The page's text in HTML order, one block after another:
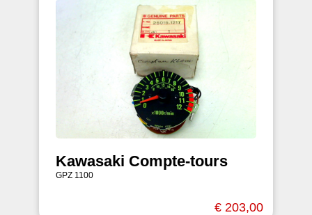
Kawasaki Compte-tours
GPZ 1100
€ 203,00